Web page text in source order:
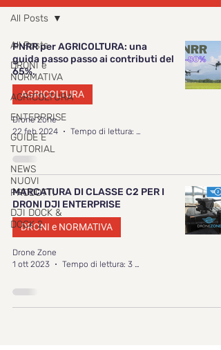
All Posts
DRONI e
NORMATIVA
AGRICOLTURA
ENTERPRISE
GUIDE E
TUTORIAL
NEWS
NUOVI
PRODOTTI
DJI DOCK &
DOCK 2
All Posts
PNRR per AGRICOLTURA: una
guida passo passo ai contributi del
65%.
AGRICOLTURA
Drone Zone
22 feb 2024
MARCATURA DI CLASSE C2 PER I
DRONI DJI ENTERPRISE
DRONI e NORMATIVA
Drone Zone
1 ott 2023